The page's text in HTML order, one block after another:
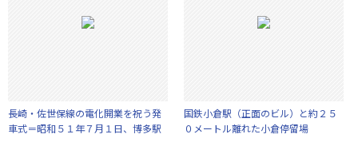
長崎・佐世保線の電化開業を祝う発
車式＝昭和５１年７月１日、博多駅
国鉄小倉駅（正面のビル）と約２５
０メートル離れた小倉停留場